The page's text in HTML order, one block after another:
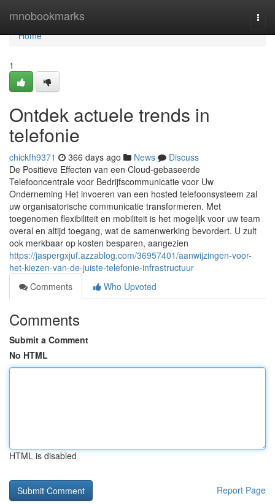
mnobookmarks
Home
Home
1
Ontdek actuele trends in
telefonie
chickfh9371 366 days ago News
Discuss
De Positieve Effecten van een Cloud-gebaseerde
Telefooncentrale voor Bedrijfscommunicatie voor Uw
Onderneming Het invoeren van een hosted telefoonsysteem zal
uw organisatorische communicatie transformeren. Met
toegenomen flexibiliteit en mobiliteit is het mogelijk voor uw team
overal en altijd toegang, wat de samenwerking bevordert. U zult
ook merkbaar op kosten besparen, aangezien
https://jaspergxjuf.azzablog.com/36957401/aanwijzingen-voor-
het-kiezen-van-de-juiste-telefonie-infrastructuur
Comments
Who Upvoted
Comments
Submit a Comment
No HTML
HTML is disabled
Report Page